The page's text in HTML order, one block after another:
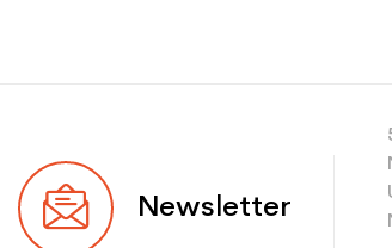
Newsletter